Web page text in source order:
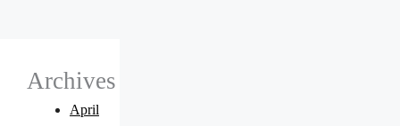
Archives
April